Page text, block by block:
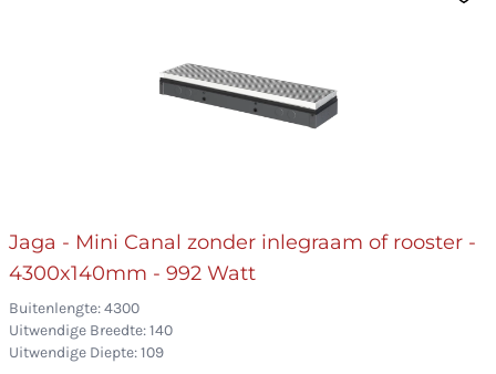
Jaga - Mini Canal zonder inlegraam of rooster -
4300x140mm - 992 Watt
Buitenlengte: 4300
Uitwendige Breedte: 140
Uitwendige Diepte: 109